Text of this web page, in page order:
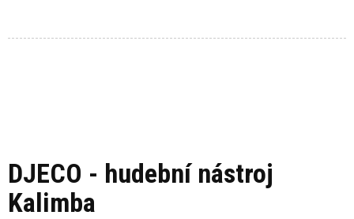
DJECO - hudební nástroj
Kalimba